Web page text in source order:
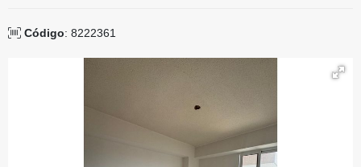
Código: 8222361